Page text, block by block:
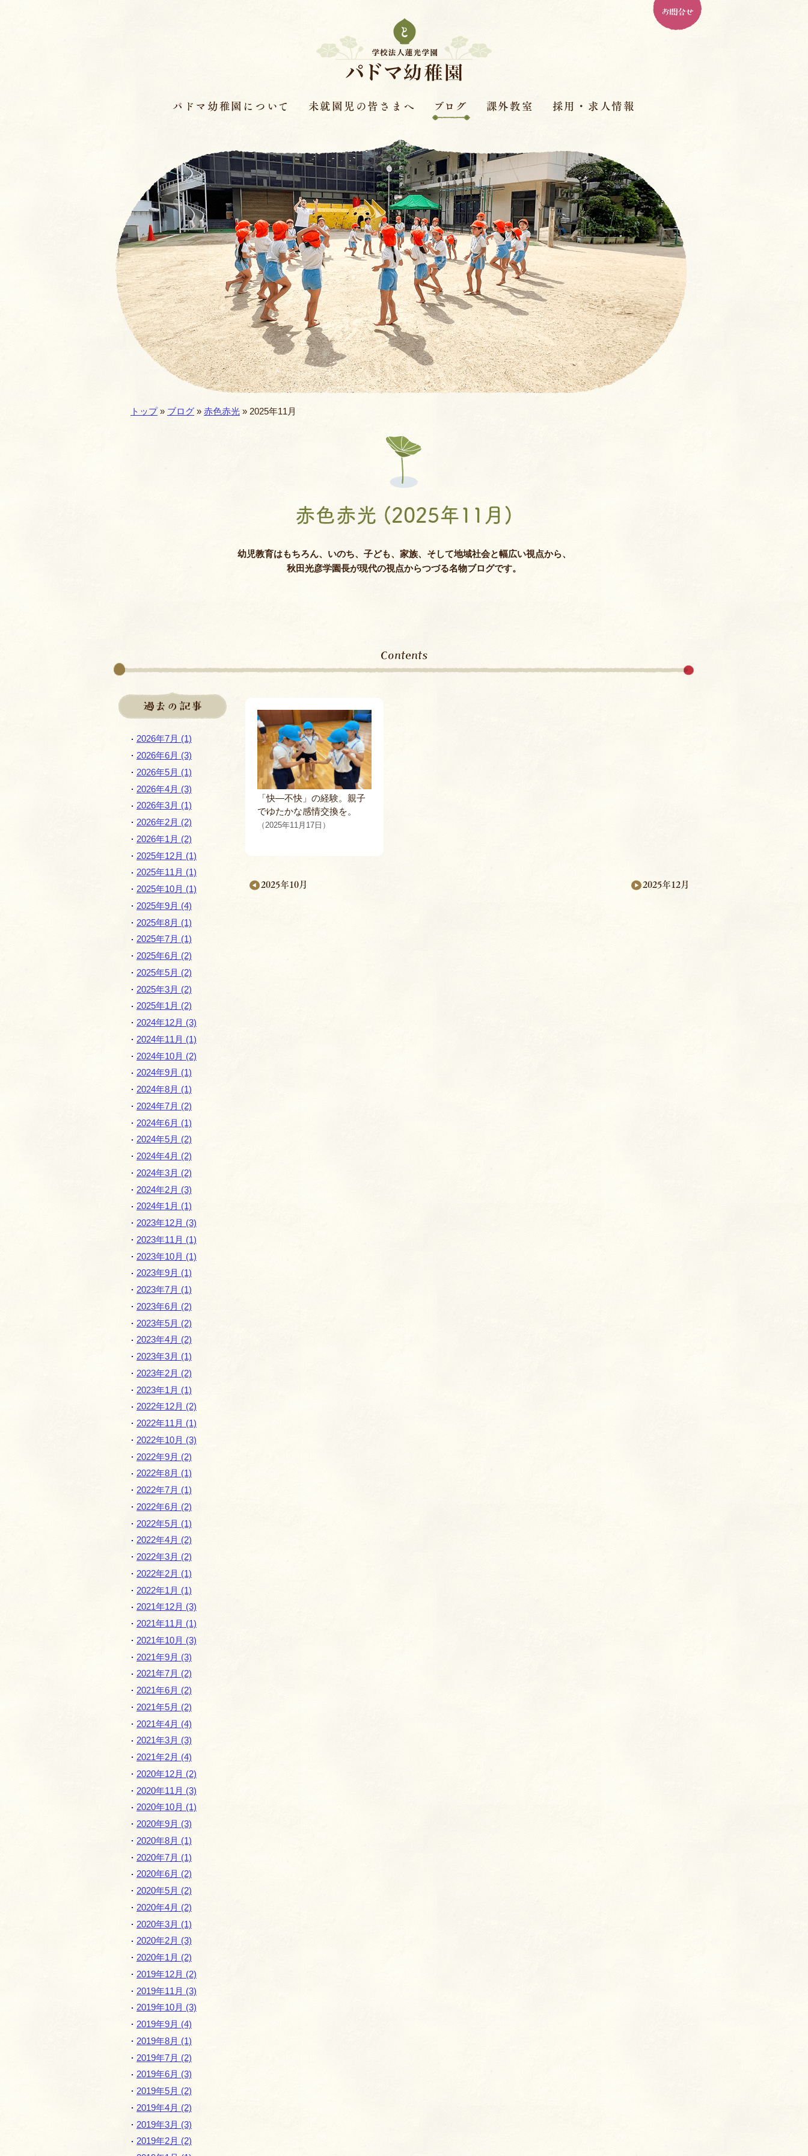
パドマ幼稚園について
園長のことば／沿革
園の魅力
保育理念・保育⽅針
教育の特徴
園の一年・一日
仏教食育
預かり保育
施設／セキュリティ
未就園児の皆さまへ
次年度園児募集要項
保護者さまの声
見学会・体験保育・説明
会
学費
バスコース
よくあるQ&A
地域開放
ブログ
はすの実ダイアリー
赤色赤光
課外教室
キンダースクール
体操教室
ピアノ教室
バイオリン教室
バレエ教室
空手教室
書道教室
ロボット教室
キッズモーション
採用・求人情報
パドマで働く、１０の魅力
人材育成
先輩の先生のインタビュー
スペシャル座談会
【NEW！】募集要項：新卒採
用 (2027年度)・中途採用(随
時)の流れ
奨学⾦返済⽀援制度とは
よくあるご質問
お問合せ
現在地:
トップ» ブログ » 赤色赤光 » 2025年11月
赤色赤光 (2025年11月)
幼児教育はもちろん、いのち、子ども、家族、そして地域社会と幅広い視点から、
秋田光彦学園長が現代の視点からつづる名物ブログです。
Contents
「快―不快」の経験。親子
でゆたかな感情交換を。
（2025年11月17日）
2025年10月 2025年12月
過去の記事
2026年7月 (1)
2026年6月 (3)
2026年5月 (1)
2026年4月 (3)
2026年3月 (1)
2026年2月 (2)
2026年1月 (2)
2025年12月 (1)
2025年11月 (1)
2025年10月 (1)
2025年9月 (4)
2025年8月 (1)
2025年7月 (1)
2025年6月 (2)
2025年5月 (2)
2025年3月 (2)
2025年1月 (2)
2024年12月 (3)
2024年11月 (1)
2024年10月 (2)
2024年9月 (1)
2024年8月 (1)
2024年7月 (2)
2024年6月 (1)
2024年5月 (2)
2024年4月 (2)
2024年3月 (2)
2024年2月 (3)
2024年1月 (1)
2023年12月 (3)
2023年11月 (1)
2023年10月 (1)
2023年9月 (1)
2023年7月 (1)
2023年6月 (2)
2023年5月 (2)
2023年4月 (2)
2023年3月 (1)
2023年2月 (2)
2023年1月 (1)
2022年12月 (2)
2022年11月 (1)
2022年10月 (3)
2022年9月 (2)
2022年8月 (1)
2022年7月 (1)
2022年6月 (2)
2022年5月 (1)
2022年4月 (2)
2022年3月 (2)
2022年2月 (1)
2022年1月 (1)
2021年12月 (3)
2021年11月 (1)
2021年10月 (3)
2021年9月 (3)
2021年7月 (2)
2021年6月 (2)
2021年5月 (2)
2021年4月 (4)
2021年3月 (3)
2021年2月 (4)
2020年12月 (2)
2020年11月 (3)
2020年10月 (1)
2020年9月 (3)
2020年8月 (1)
2020年7月 (1)
2020年6月 (2)
2020年5月 (2)
2020年4月 (2)
2020年3月 (1)
2020年2月 (3)
2020年1月 (2)
2019年12月 (2)
2019年11月 (3)
2019年10月 (3)
2019年9月 (4)
2019年8月 (1)
2019年7月 (2)
2019年6月 (3)
2019年5月 (2)
2019年4月 (2)
2019年3月 (3)
2019年2月 (2)